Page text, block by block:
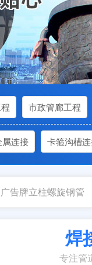
市政管廊工程
属连接 卡箍沟槽
广告牌立柱螺旋钢管
焊
专注管